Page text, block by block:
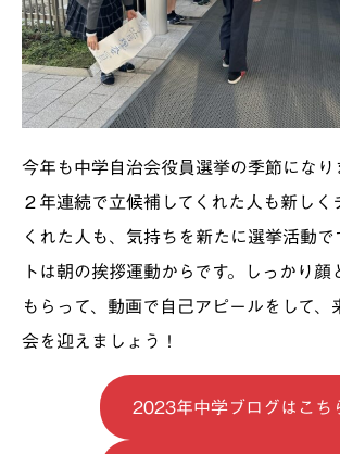
今年も中学自治会役員選挙の季節になり
２年連続で立候補してくれた人も新しく
くれた人も、気持ちを新たに選挙活動で
トは朝の挨拶運動からです。しっかり顔
もらって、動画で自己アピールをして、
会を迎えましょう！
2023年中学ブログはこち